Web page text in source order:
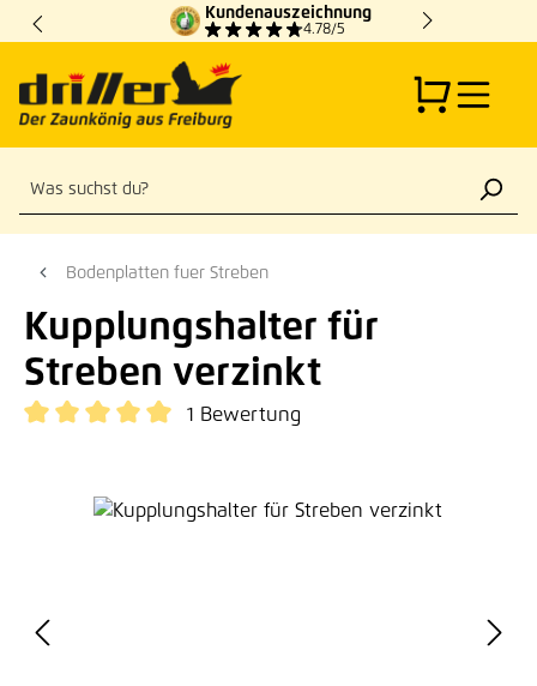
Zum Hauptinhalt springen
Kundenauszeichnung
4.78/5
Bodenplatten fuer Streben
Kupplungshalter für
Streben verzinkt
1 Bewertung
Bildergalerie überspringen